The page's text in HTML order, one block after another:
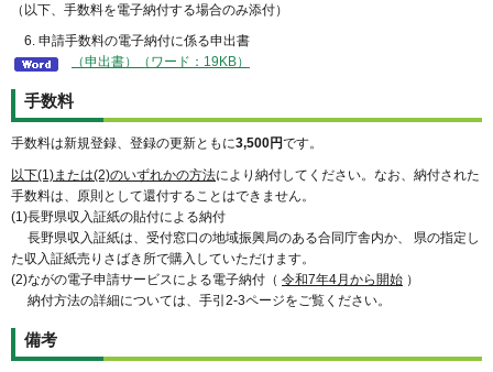
（以下、手数料を電子納付する場合のみ添付）
6. 申請手数料の電子納付に係る申出書
（申出書）（ワード：19KB）
手数料
手数料は新規登録、登録の更新ともに3,500円です。
以下(1)または(2)のいずれかの方法により納付してください。なお、納付された
手数料は、原則として還付することはできません。
(1)長野県収入証紙の貼付による納付
長野県収入証紙は、受付窓口の地域振興局のある合同庁舎内か、 県の指定し
た収入証紙売りさばき所で購入していただけます。
(2)ながの電子申請サービスによる電子納付（ 令和7年4月から開始 ）
納付方法の詳細については、手引2-3ページをご覧ください。
備考